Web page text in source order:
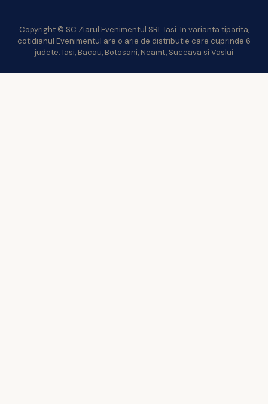
Copyright © SC Ziarul Evenimentul SRL Iasi. In varianta tiparita,
cotidianul Evenimentul are o arie de distributie care cuprinde 6
judete: Iasi, Bacau, Botosani, Neamt, Suceava si Vaslui